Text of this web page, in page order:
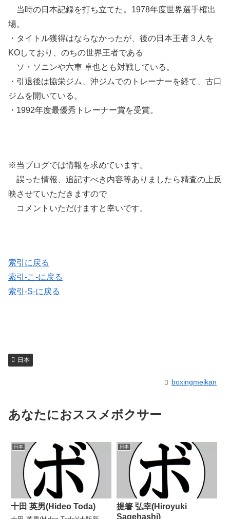
当時の日本記録を打ち立てた。1978年度世界選手権出
場。
・タイトル獲得はならなかったが、後の日本王者３人を
KOしており、のちの世界王者である
ソ・ソニンや六車 卓也とも対戦している。
・引退後は協栄ジム、沖ジムでのトレーナーを経て、古口
ジムを開いている。
・1992年度最優秀トレーナー賞を受賞。
※当ブログでは情報を求めています。
誤った情報、追記すべき内容等ありましたら精査の上反
映させていただきますので
コメントいただけますと幸いです。
索引に戻る
索引-こ-に戻る
索引-S-に戻る
日本
boxingmeikan
あなたにおススメボクサー
日本
十田 英男(Hideo Toda)
日本
提箸 弘幸(Hiroyuki
Sagehashi)